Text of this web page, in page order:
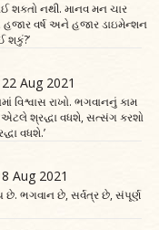
શકતો નથી. માનવ મન ચાર
વર્ષ અને હજાર ડાઇમેન્શન
શકું?’
22 Aug 2021
વિશ્વાસ રાખો. ભગવાનનું કામ
શ્રદ્ધા વધશે, સત્સંગ કરશો
વધશે.’
8 Aug 2021
છે. ભગવાન છે, સર્વત્ર છે, સંપૂર્ણ